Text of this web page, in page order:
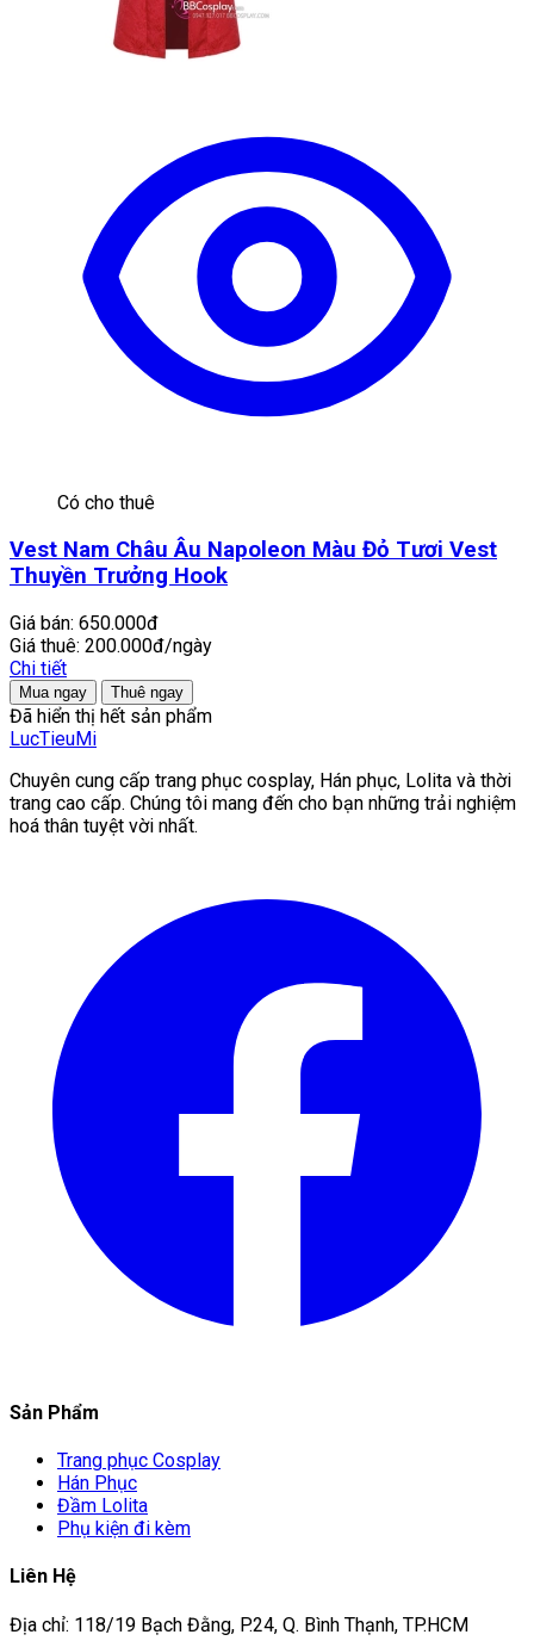
Có cho thuê
Vest Nam Châu Âu Napoleon Màu Đỏ Tươi Vest
Thuyền Trưởng Hook
Giá bán: 650.000đ
Giá thuê: 200.000đ/ngày
Chi tiết
Mua ngay Thuê ngay
Đã hiển thị hết sản phẩm
LucTieuMi
Chuyên cung cấp trang phục cosplay, Hán phục, Lolita và thời
trang cao cấp. Chúng tôi mang đến cho bạn những trải nghiệm
hoá thân tuyệt vời nhất.
Sản Phẩm
Trang phục Cosplay
Hán Phục
Đầm Lolita
Phụ kiện đi kèm
Liên Hệ
Địa chỉ: 118/19 Bạch Đằng, P.24, Q. Bình Thạnh, TP.HCM